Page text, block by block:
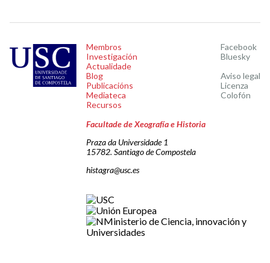
Membros
Investigación
Actualidade
Blog
Publicacións
Mediateca
Recursos
Facebook
Bluesky
Aviso legal
Licenza
Colofón
Facultade de Xeografía e Historia
Praza da Universidade 1
15782. Santiago de Compostela
histagra@usc.es